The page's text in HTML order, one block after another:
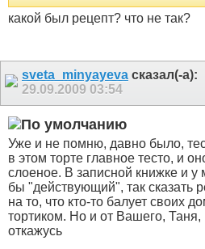
какой был рецепт? что не так?
sveta_minyayeva сказал(-а):
29.09.2009 03:54
Уже и не помню, давно было,
в этом торте главное тесто, и
слоеное. В записной книжке и у
бы "действующий", так сказать
на то, что кто-то балует своих
тортиком. Но и от Вашего, Таня,
откажусь